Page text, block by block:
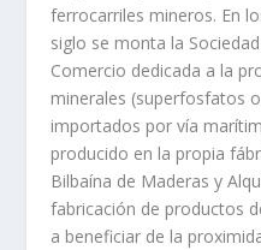
ferrocarriles mineros. En
siglo se monta la
Comercio dedicada a la
minerales (superfosfatos
importados por vía
producido en la propia
Bilbaína de Maderas y
fabricación de productos
a beneficiar de la